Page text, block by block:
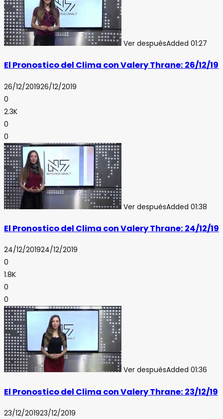
Ver despuésAdded 01:27
El Pronostico del Clima con Valery Thrane: 26/12/19
26/12/201926/12/2019
0
2.3K
0
0
Ver despuésAdded 01:38
El Pronostico del Clima con Valery Thrane: 24/12/19
24/12/201924/12/2019
0
1.8K
0
0
Ver despuésAdded 01:36
El Pronostico del Clima con Valery Thrane: 23/12/19
23/12/201923/12/2019